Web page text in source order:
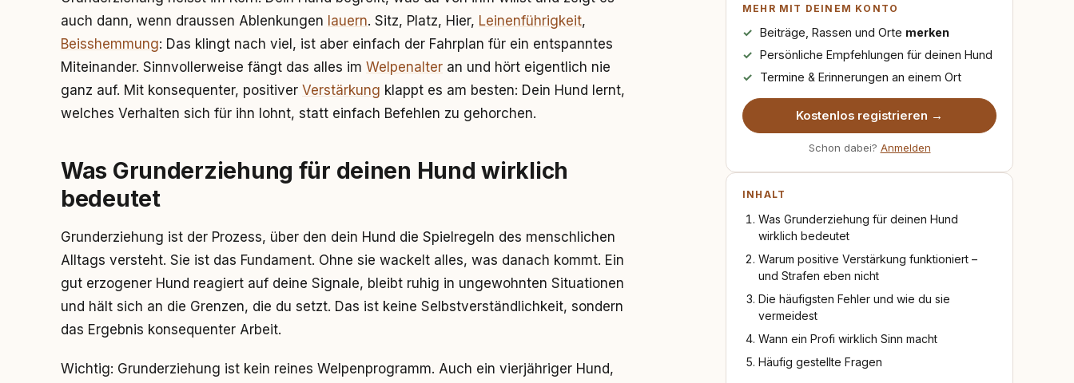
auch dann, wenn draussen Ablenkungen lauern. Sitz, Platz, Hier, Leinenführigkeit,
Beisshemmung: Das klingt nach viel, ist aber einfach der Fahrplan für ein entspanntes
Miteinander. Sinnvollerweise fängt das alles im Welpenalter an und hört eigentlich nie
ganz auf. Mit konsequenter, positiver Verstärkung klappt es am besten: Dein Hund lernt,
welches Verhalten sich für ihn lohnt, statt einfach Befehlen zu gehorchen.
Was Grunderziehung für deinen Hund wirklich
bedeutet
Grunderziehung ist der Prozess, über den dein Hund die Spielregeln des menschlichen
Alltags versteht. Sie ist das Fundament. Ohne sie wackelt alles, was danach kommt. Ein
gut erzogener Hund reagiert auf deine Signale, bleibt ruhig in ungewohnten Situationen
und hält sich an die Grenzen, die du setzt. Das ist keine Selbstverständlichkeit, sondern
das Ergebnis konsequenter Arbeit.
Wichtig: Grunderziehung ist kein reines Welpenprogramm. Auch ein vierjähriger Hund,
MEHR MIT DEINEM KONTO
Beiträge, Rassen und Orte merken
Persönliche Empfehlungen für deinen Hund
Termine & Erinnerungen an einem Ort
Kostenlos registrieren →
Schon dabei? Anmelden
INHALT
Was Grunderziehung für deinen Hund
wirklich bedeutet
Warum positive Verstärkung funktioniert –
und Strafen eben nicht
Die häufigsten Fehler und wie du sie
vermeidest
Wann ein Profi wirklich Sinn macht
Häufig gestellte Fragen